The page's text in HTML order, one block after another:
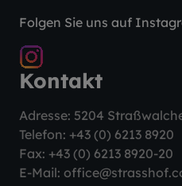
Folgen Sie uns auf
Kontakt
Adresse: 5204
Telefon: +43 (0) 6213 8920
Fax: +43 (0) 6213 8920-20
E-Mail: